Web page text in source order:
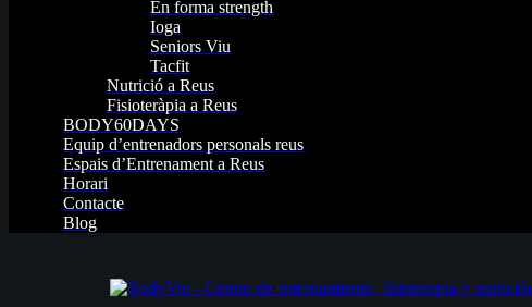
En forma strength
Ioga
Seniors Viu
Tacfit
Nutrició a Reus
Fisioteràpia a Reus
BODY60DAYS
Equip d’entrenadors personals reus
Espais d’Entrenament a Reus
Horari
Contacte
Blog